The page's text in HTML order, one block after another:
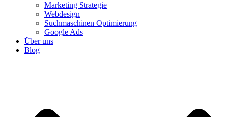
Marketing Strategie
Webdesign
Suchmaschinen Optimierung
Google Ads
Über uns
Blog